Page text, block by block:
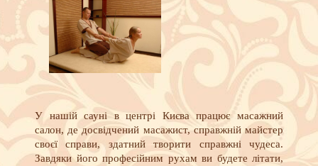
У нашій сауні в центрі Києва працює масажний
салон, де досвідчений масажист, справжній майстер
своєї справи, здатний творити справжні чудеса.
Завдяки його професійним рухам ви будете літати,